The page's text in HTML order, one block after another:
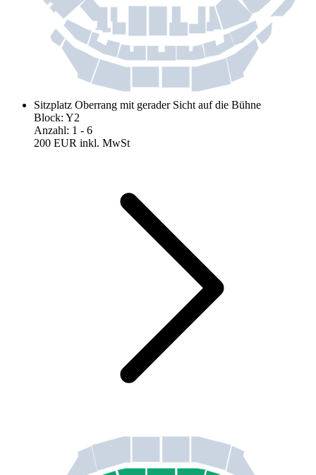
Sitzplatz Oberrang mit gerader Sicht auf die Bühne
Block: Y2
Anzahl: 1 - 6
200 EUR inkl. MwSt